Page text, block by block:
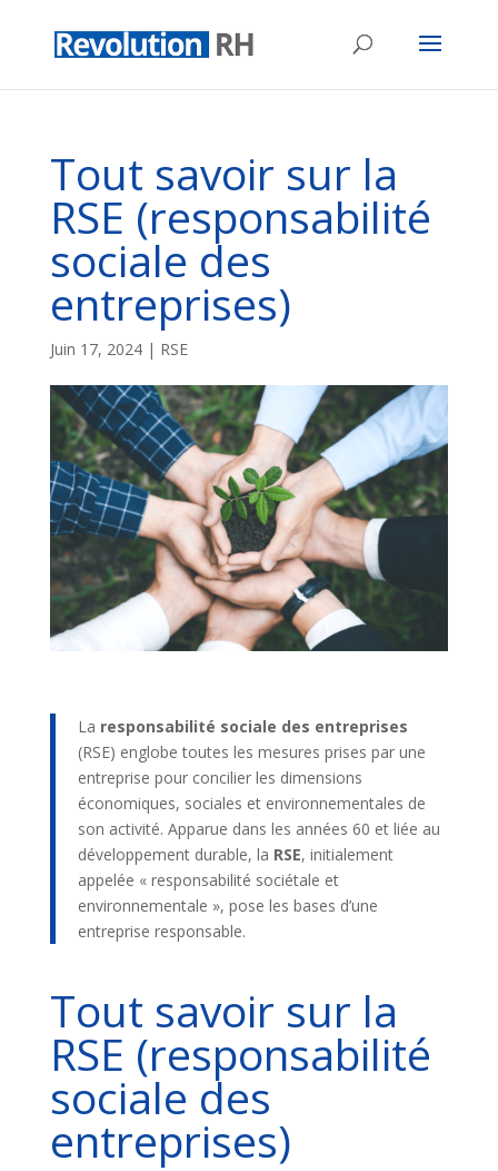
Tout savoir sur la
RSE (responsabilité
sociale des
entreprises)
Juin 17, 2024| RSE
La responsabilité sociale des entreprises
(RSE) englobe toutes les mesures prises par une
entreprise pour concilier les dimensions
économiques, sociales et environnementales de
son activité. Apparue dans les années 60 et liée au
développement durable, la RSE, initialement
appelée « responsabilité sociétale et
environnementale », pose les bases d’une
entreprise responsable.
Tout savoir sur la
RSE (responsabilité
sociale des
entreprises)